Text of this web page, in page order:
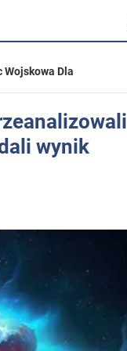
Wojskowa Dla
wynik